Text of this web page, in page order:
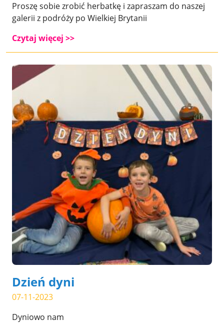
Proszę sobie zrobić herbatkę i zapraszam do naszej
galerii z podróży po Wielkiej Brytanii
Czytaj więcej
Dzień dyni
07-11-2023
Dyniowo nam